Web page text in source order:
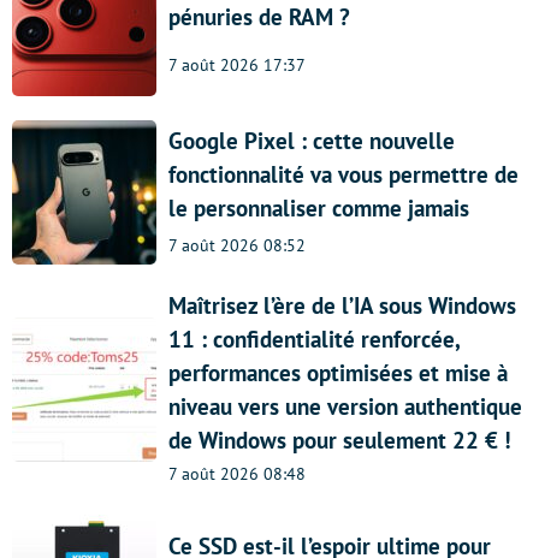
pénuries de RAM ?
7 août 2026 17:37
Google Pixel : cette nouvelle
fonctionnalité va vous permettre de
le personnaliser comme jamais
7 août 2026 08:52
Maîtrisez l’ère de l’IA sous Windows
11 : confidentialité renforcée,
performances optimisées et mise à
niveau vers une version authentique
de Windows pour seulement 22 € !
7 août 2026 08:48
Ce SSD est-il l’espoir ultime pour